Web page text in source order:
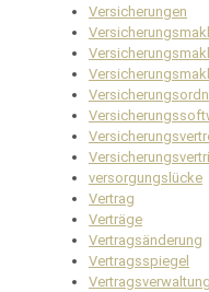
Versicherungen
versorgungslücke
Vertrag
Verträge
Vertragsänderung
Vertragsspiegel
Vertragsverwaltung